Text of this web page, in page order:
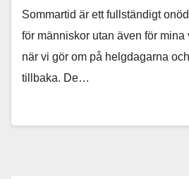
Sommartid är ett fullständigt
för människor utan även för mina
när vi gör om på helgdagarna
tillbaka. De…